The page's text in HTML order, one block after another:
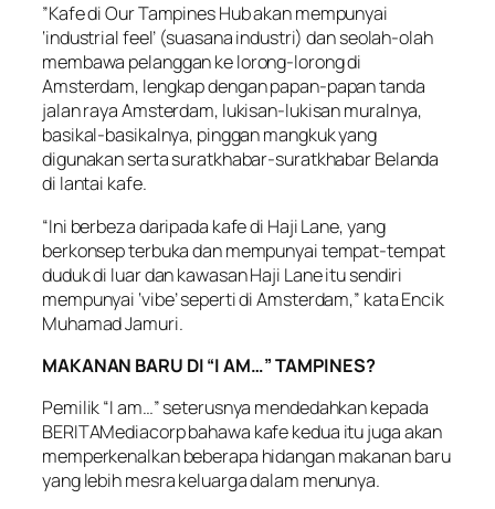
”Kafe di Our Tampines Hub akan mempunyai
‘industrial feel’ (suasana industri) dan seolah-olah
membawa pelanggan ke lorong-lorong di
Amsterdam, lengkap dengan papan-papan tanda
jalan raya Amsterdam, lukisan-lukisan muralnya,
basikal-basikalnya, pinggan mangkuk yang
digunakan serta suratkhabar-suratkhabar Belanda
di lantai kafe.
“Ini berbeza daripada kafe di Haji Lane, yang
berkonsep terbuka dan mempunyai tempat-tempat
duduk di luar dan kawasan Haji Lane itu sendiri
mempunyai ‘vibe’ seperti di Amsterdam,” kata Encik
Muhamad Jamuri.
MAKANAN BARU DI “I AM…” TAMPINES?
Pemilik “I am…” seterusnya mendedahkan kepada
BERITAMediacorp bahawa kafe kedua itu juga akan
memperkenalkan beberapa hidangan makanan baru
yang lebih mesra keluarga dalam menunya.